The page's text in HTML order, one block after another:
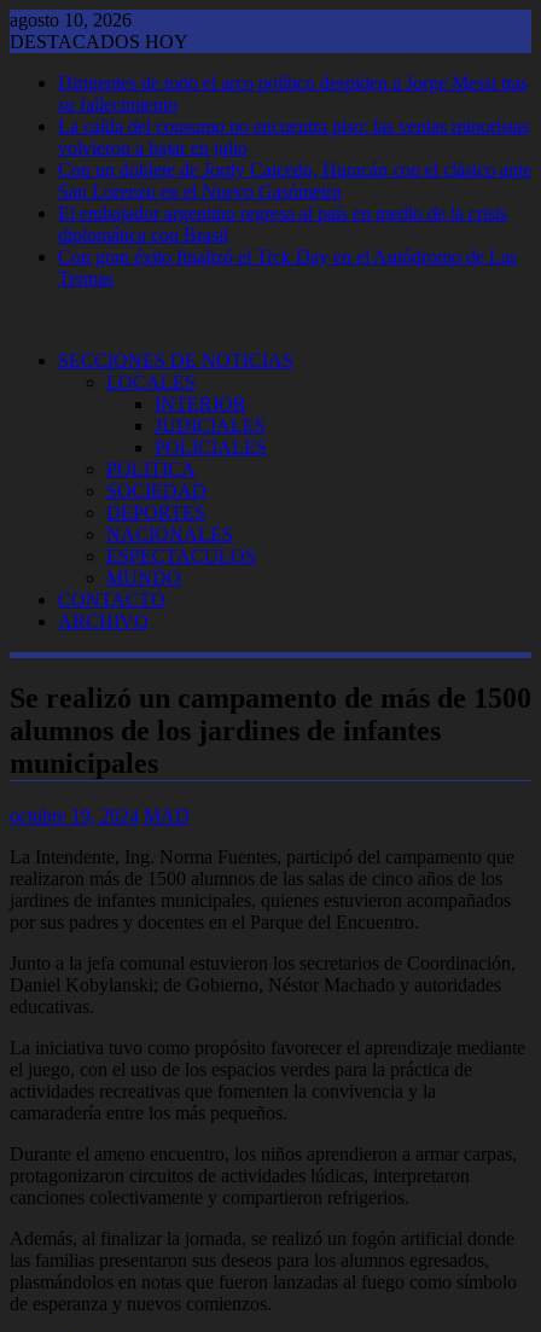
Saltar
al
agosto 10, 2026
DESTACADOS HOY
Dirigentes de todo el arco político despiden a Jorge Messi tras
su fallecimiento
La caída del consumo no encuentra piso: las ventas minoristas
volvieron a bajar en julio
Con un doblete de Jordy Caicedo, Huracán con el clásico ante
San Lorenzo en el Nuevo Gasómetro
El embajador argentino regresa al país en medio de la crisis
diplomática con Brasil
Con gran éxito finalizó el Trck Day en el Autódromo de Las
Termas
SECCIONES DE NOTICIAS
LOCALES
INTERIOR
JUDICIALES
POLICIALES
POLITICA
SOCIEDAD
DEPORTES
NACIONALES
ESPECTACULOS
MUNDO
CONTACTO
ARCHIVO
Se realizó un campamento de más de 1500
alumnos de los jardines de infantes
municipales
octubre 19, 2024 MAD
La Intendente, Ing. Norma Fuentes, participó del campamento que
realizaron más de 1500 alumnos de las salas de cinco años de los
jardines de infantes municipales, quienes estuvieron acompañados
por sus padres y docentes en el Parque del Encuentro.
Junto a la jefa comunal estuvieron los secretarios de Coordinación,
Daniel Kobylanski; de Gobierno, Néstor Machado y autoridades
educativas.
La iniciativa tuvo como propósito favorecer el aprendizaje mediante
el juego, con el uso de los espacios verdes para la práctica de
actividades recreativas que fomenten la convivencia y la
camaradería entre los más pequeños.
Durante el ameno encuentro, los niños aprendieron a armar carpas,
protagonizaron circuitos de actividades lúdicas, interpretaron
canciones colectivamente y compartieron refrigerios.
Además, al finalizar la jornada, se realizó un fogón artificial donde
las familias presentaron sus deseos para los alumnos egresados,
plasmándolos en notas que fueron lanzadas al fuego como símbolo
de esperanza y nuevos comienzos.